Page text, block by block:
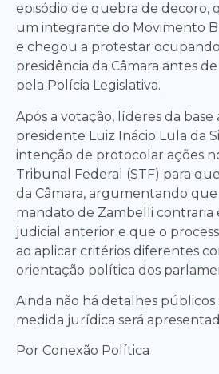
episódio de quebra de decoro,
um integrante do Movimento
e chegou a protestar
presidência da Câmara antes
pela Polícia Legislativa.
Após a votação, líderes da base
presidente Luiz Inácio Lula da
intenção de protocolar ações
Tribunal Federal (STF) para
da Câmara, argumentando
mandato de Zambelli
judicial anterior e que o
ao aplicar critérios diferentes
orientação política dos
Ainda não há detalhes
medida jurídica será
Por Conexão Política